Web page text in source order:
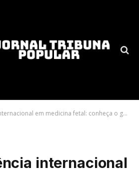
em medicina fetal: conheça o grupo Medicina Fetal Barcelona
internacional